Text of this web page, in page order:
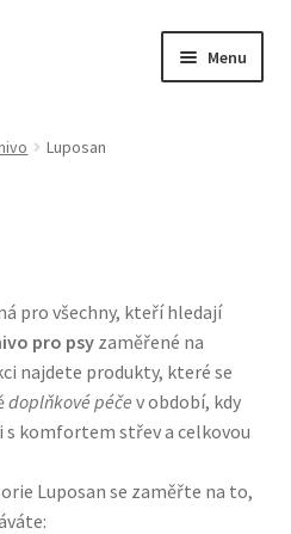
Menu
vybavení
Luposan
pro všechny, kteří hledají
pro psyzaměřené na
najdete produkty, které se
doplňkové péče v období, kdy
s komfortem střev a celkovou
Luposan se zaměřte na to,